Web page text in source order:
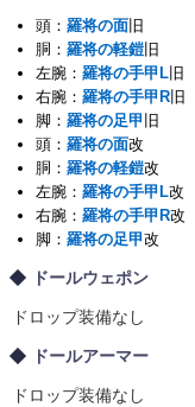
頭： 羅将の面 旧
胴： 羅将の軽鎧 旧
左腕： 羅将の手甲L 旧
右腕： 羅将の手甲R 旧
脚： 羅将の足甲 旧
頭： 羅将の面改
胴： 羅将の軽鎧改
左腕： 羅将の手甲L改
右腕： 羅将の手甲R改
脚： 羅将の足甲改
ドールウェポン
ドロップ装備なし
ドールアーマー
ドロップ装備なし